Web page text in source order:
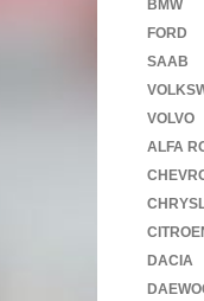
BMW
FORD
SAAB
VOLVO
ALFA
DACIA